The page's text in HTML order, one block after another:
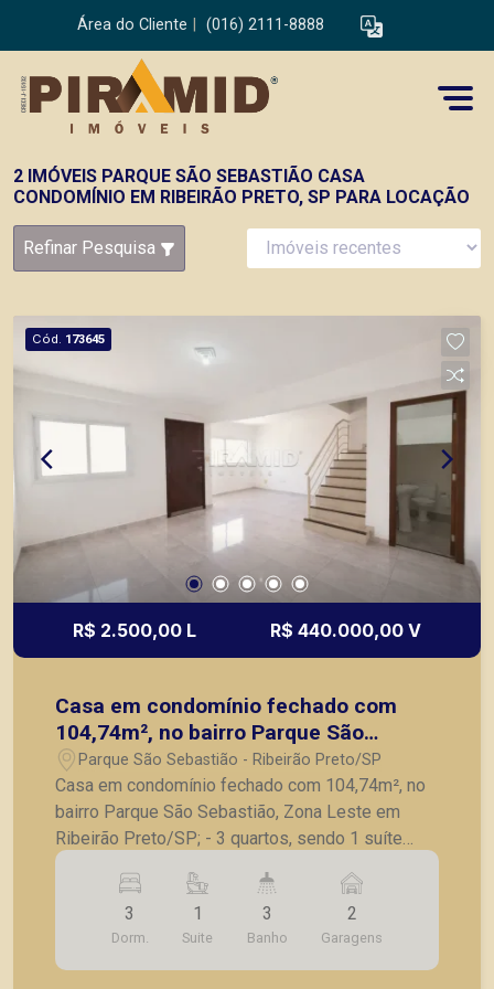
Área do Cliente (016) 2111-8888
2 IMÓVEIS PARQUE SÃO SEBASTIÃO CASA
CONDOMÍNIO EM RIBEIRÃO PRETO, SP PARA LOCAÇÃO
Refinar Pesquisa
Cód. 173645
R$ 2.500,00 L R$ 440.000,00 V
Casa em condomínio fechado com
104,74m², no bairro Parque São
Sebastião, Zona Leste em Ribeirão
Preto/SP;
Parque São Sebastião - Ribeirão Preto/SP
Casa em condomínio fechado com 104,74m², no
bairro Parque São Sebastião, Zona Leste em
Ribeirão Preto/SP; - 3 quartos, sendo 1 suíte
com armários; - Banheiro social; - Lavabo; - Sala
para 2 ambientes; - Cozinha com armários; -
Lavanderia; - 2 vagas de garagem. A Piramid tem
como objetivo atender seus clientes com
agilidade e segurança, em locação, vendas de
3
Dorm.
1
Suite
3
Banho
2
Garagens